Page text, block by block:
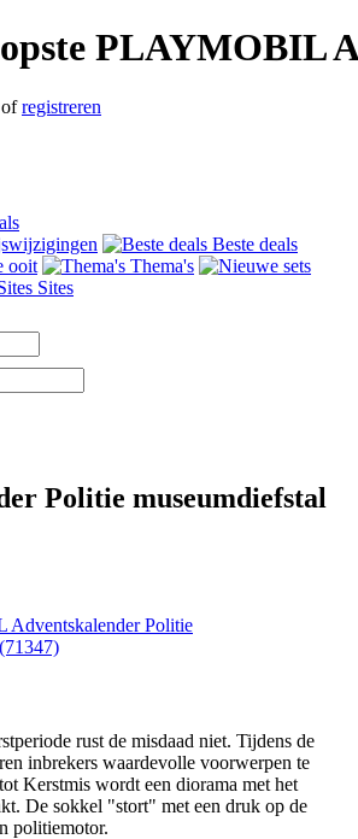
PLAYMOBIL
ofregistreren
Beste deals
ooit
Thema's
Sites
Politie museumdiefstal
rust de misdaad niet. Tijdens de
inbrekers waardevolle voorwerpen te
Kerstmis wordt een diorama met het
De sokkel "stort" met een druk op de
politiemotor.